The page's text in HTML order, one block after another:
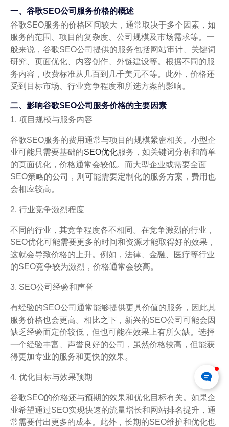
一、谷歌SEO公司服务价格的概述
谷歌SEO服务的价格区间较大，通常取决于多个因素，如
服务的范围、项目的复杂度、公司规模及市场需求等。一
般来说，谷歌SEO公司提供的服务包括网站审计、关键词
研究、页面优化、内容创作、外链建设等。根据不同的服
务内容，收费标准从几百到几千美元不等。此外，价格还
受到目标市场、行业竞争程度和所选方案的影响。
二、影响谷歌SEO公司服务价格的主要因素
1. 项目规模与服务内容
谷歌SEO服务的费用通常与项目的规模紧密相关。小型企
业可能只需要基础的SEO优化服务，如关键词分析和简单
的页面优化，价格通常会较低。而大型企业或需要全面
SEO策略的公司，则可能需要定制化的服务方案，费用也
会相应较高。
2. 行业竞争激烈程度
不同的行业，其竞争程度各不相同。在竞争激烈的行业，
SEO优化可能需要更多的时间和资源才能取得好的效果，
这就会导致价格的上升。例如，法律、金融、医疗等行业
的SEO竞争较为激烈，价格通常会较高。
3. SEO公司经验和声誉
有经验的SEO公司通常能够提供更具价值的服务，因此其
服务价格也会更高。相比之下，新兴的SEO公司可能会因
缺乏经验而定价较低，但也可能在效果上有所欠缺。选择
一个经验丰富、声誉良好的公司，虽然价格较高，但能获
得更加专业的服务和更快的效果。
4. 优化目标与效果预期
谷歌SEO的价格还与预期的效果和优化目标有关。如果企
业希望通过SEO实现快速的流量增长和网站排名提升，通
常需要付出更多的成本。此外，长期的SEO维护和优化也